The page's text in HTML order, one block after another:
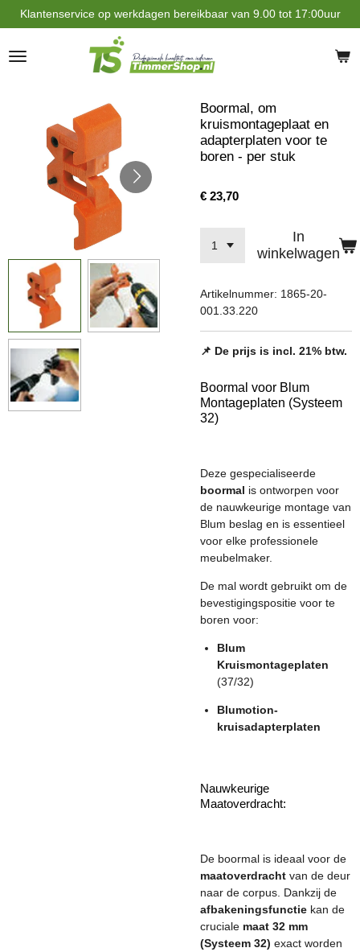
Ga
direct
naar
de
Klantenservice op werkdagen bereikbaar van 9.00 tot 17:00uur
Boormal, om
kruismontageplaat en
adapterplaten voor te
boren - per stuk
€ 23,70
In
winkelwagen
Artikelnummer: 1865-20-
001.33.220
📌 De prijs is incl. 21% btw.
Boormal voor Blum
Montageplaten (Systeem
32)
Deze gespecialiseerde
boormal is ontworpen voor
de nauwkeurige montage van
Blum beslag en is essentieel
voor elke professionele
meubelmaker.
De mal wordt gebruikt om de
bevestigingspositie voor te
boren voor:
Blum
Kruismontageplaten
(37/32)
Blumotion-
kruisadapterplaten
Nauwkeurige
Maatoverdracht:
De boormal is ideaal voor de
maatoverdracht van de deur
naar de corpus. Dankzij de
afbakeningsfunctie kan de
cruciale maat 32 mm
(Systeem 32) exact worden